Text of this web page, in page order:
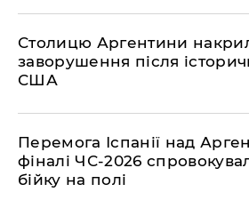
Столицю Аргентини
заворушення після
США
Перемога Іспанії над
фіналі ЧС-2026
бійку на полі